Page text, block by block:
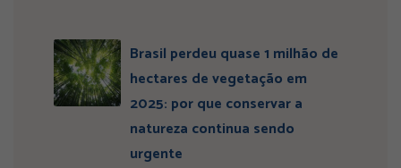
Brasil perdeu quase 1 milhão de
hectares de vegetação em
2025: por que conservar a
natureza continua sendo
urgente